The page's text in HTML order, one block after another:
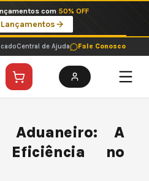
a 199 reais no pix em parcela única
Central de Ajuda Fale Conosco
Aduaneiro: A
no